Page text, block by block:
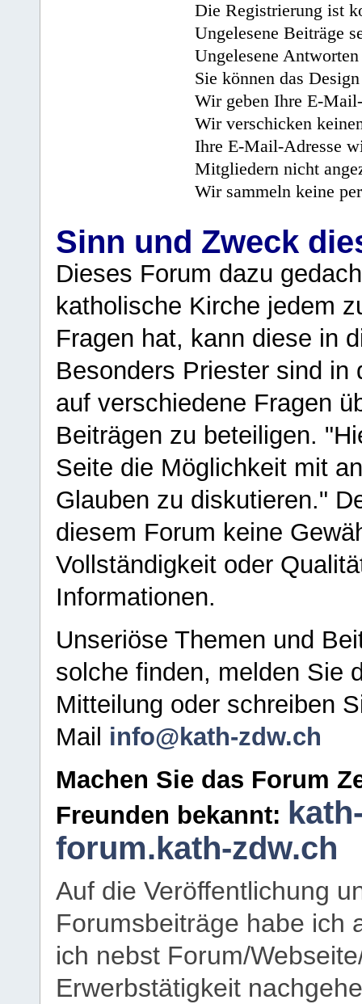
Die Registrierung ist
Ungelesene Beiträge
Ungelesene
Sie können das
Wir geben Ihre E-
Wir verschicken
Ihre E-Mail-Adresse
Mitgliedern nicht
Wir sammeln keine
Sinn und Zweck
Dieses Forum dazu
katholische Kirche jedem
Fragen hat, kann diese in
Besonders Priester sind in
auf verschiedene Fragen
Beiträgen zu beteiligen.
Seite die Möglichkeit mit
Glauben zu diskutieren."
diesem Forum keine
Vollständigkeit oder
Informationen.
Unseriöse Themen und
solche finden, melden Sie
Mitteilung oder schreiben
Mail info@kath-zdw.ch
Machen Sie das Forum
Freunden bekannt:
forum.kath-zdw.ch
Auf die Veröffentlichung
Forumsbeiträge habe ich
ich nebst Forum/
Erwerbstätigkeit